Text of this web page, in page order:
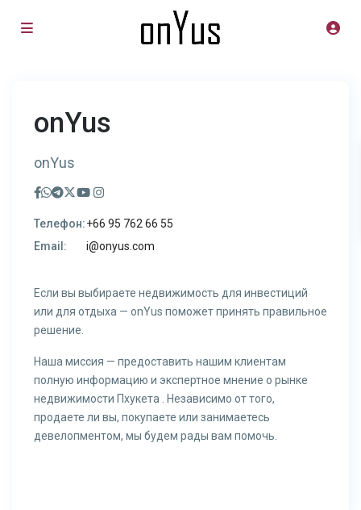
onYus
onYus
Телефон:+66 95 762 66 55
Email:
i@onyus.com
Если вы выбираете недвижимость для инвестиций
или для отдыха — onYus поможет принять правильное
решение.
Наша миссия — предоставить нашим клиентам
полную информацию и экспертное мнение о рынке
недвижимости Пхукета . Независимо от того,
продаете ли вы, покупаете или занимаетесь
девелопментом, мы будем рады вам помочь.​​